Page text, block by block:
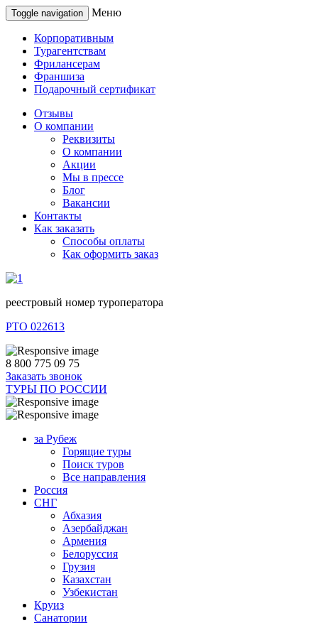
Toggle navigation Меню
Корпоративным
Турагентствам
Фрилансерам
Франшиза
Подарочный сертификат
Отзывы
О компании
Реквизиты
О компании
Акции
Мы в прессе
Блог
Вакансии
Контакты
Как заказать
Способы оплаты
Как оформить заказ
реестровый номер туроператора
РТО 022613
8 800 775 09 75
Заказать звонок
ТУРЫ ПО РОССИИ
за Рубеж
Горящие туры
Поиск туров
Все направления
Россия
СНГ
Абхазия
Азербайджан
Армения
Белоруссия
Грузия
Казахстан
Узбекистан
Круиз
Санатории